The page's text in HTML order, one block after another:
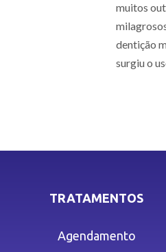
muitos
dentição
surgiu o
TRATAMENTOS
Agendamento